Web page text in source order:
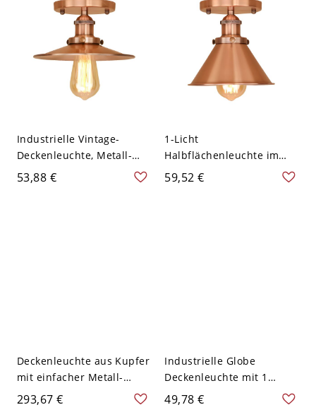
Industrielle Vintage-
Deckenleuchte, Metall-
Barnschirm für Flur -
Kupfer 110V-120V
53,88 €
1-Licht
Halbflächenleuchte im
Lagerbarn-Design aus
Metall für den Flur - 110V-
59,52 €
Deckenleuchte aus Kupfer
mit einfacher Metall-
Single-Head-Montage für
das Wohnzimmer - Kupfer
293,67 €
Industrielle Globe
Deckenleuchte mit 1
klarem Glas Halbmontage-
Licht in Kupfer und
49,78 €